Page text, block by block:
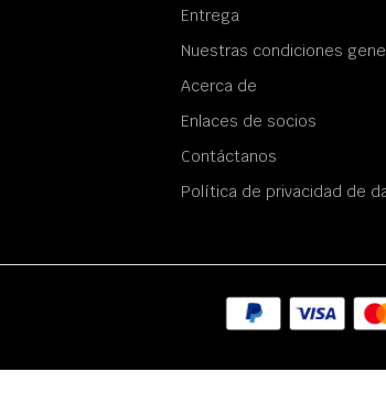
Entrega
Nuestras condiciones
Acerca de
Enlaces de socios
Contáctanos
Política de privacidad de